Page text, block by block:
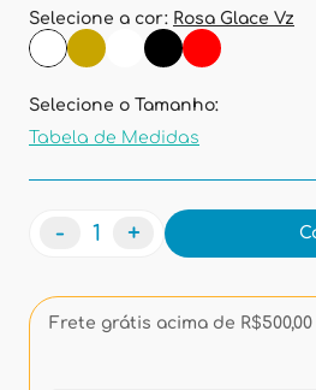
Selecione a cor: Rosa Glace Vz
Selecione o Tamanho:
Tabela de Medidas
- +
Frete grátis acima de